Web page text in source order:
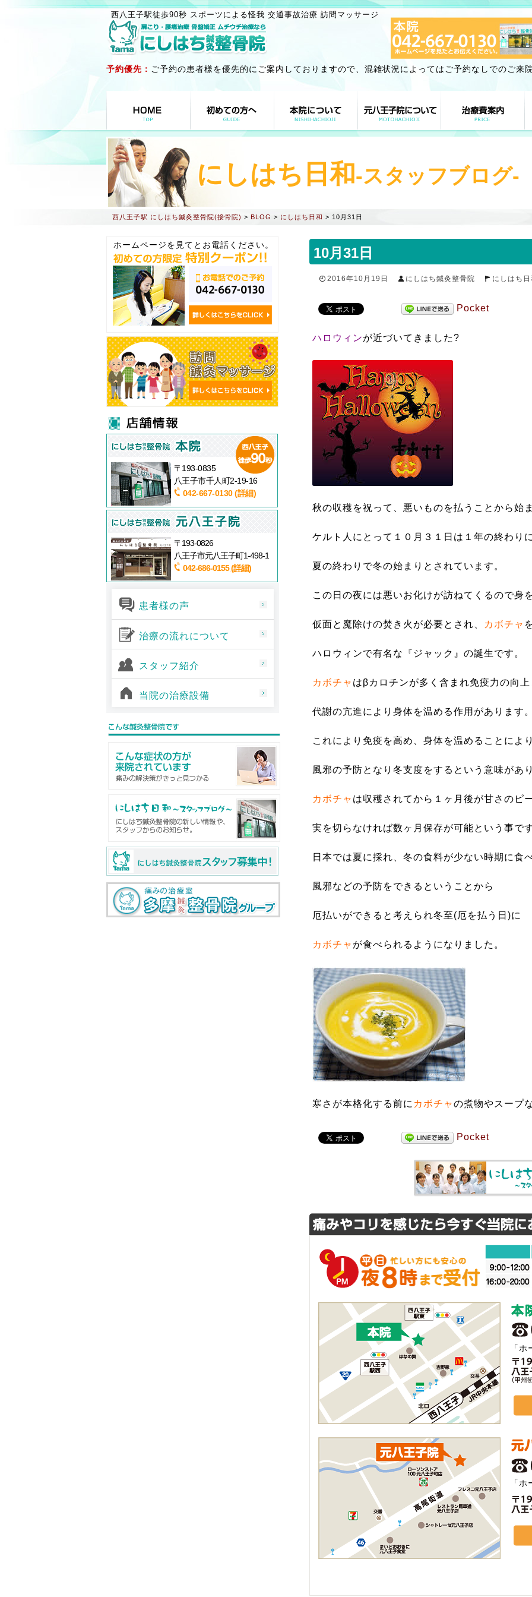
西八王子駅徒歩90秒 スポーツによる怪我 交通事故治療 訪問マッサージ
予約優先： ご予約の患者様を優先的にご案内しておりますので、混雑状況によってはご予約なしでのご来
にしはち日和 -スタッフブログ-
西八王子駅 にしはち鍼灸整骨院(接骨院) > BLOG > にしはち日和 > 10月31日
10月31日
2016年10月19日 にしはち鍼灸整骨院 にしはち日
Pocket
ハロウィンが近づいてきました?
秋の収穫を祝って、悪いものを払うことから始
ケルト人にとって１０月３１日は１年の終わり
夏の終わりで冬の始まりとされています。
この日の夜には悪いお化けが訪ねてくるので身
仮面と魔除けの焚き火が必要とされ、 カボチャ
ハロウィンで有名な『ジャック』の誕生です。
カボチャ はβカロチンが多く含まれ免疫力の向上
代謝の亢進により身体を温める作用があります。
これにより免疫を高め、身体を温めることにより
風邪の予防となり冬支度をするという意味があり
カボチャ は収穫されてから１ヶ月後が甘さのピ
実を切らなければ数ヶ月保存が可能という事です
日本では夏に採れ、冬の食料が少ない時期に食
風邪などの予防をできるということから
厄払いができると考えられ冬至(厄を払う日)に
カボチャ が食べられるようになりました。
寒さが本格化する前に カボチャの煮物やスープ
Pocket
「
「
ホームページを見てとお電話ください。
〒193-0835
八王子市千人町2-19-16
042-667-0130 (詳細)
〒193-0826
八王子市元八王子町1-498-1
042-686-0155 (詳細)
患者様の声
治療の流れについて
スタッフ紹介
当院の治療設備